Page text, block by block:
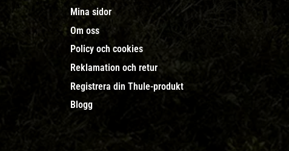
Mina sidor
Om oss
Policy och cookies
Reklamation och retur
Registrera din Thule-produkt
Blogg